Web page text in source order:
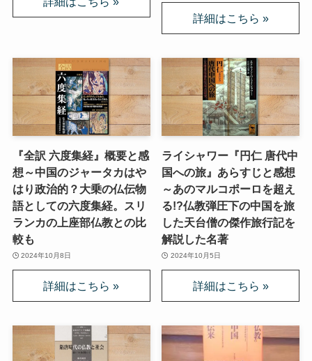
『全訳 六度集経』概要と感
想～中国のジャータカはや
はり政治的？大乗の仏伝物
語としての六度集経。スリ
ランカの上座部仏教との比
較も
2024年10月8日
ライシャワー『円仁 唐代中
国への旅』あらすじと感想
～あのマルコポーロを超え
る!?仏教弾圧下の中国を旅
した天台僧の傑作旅行記を
解説した名著
2024年10月5日